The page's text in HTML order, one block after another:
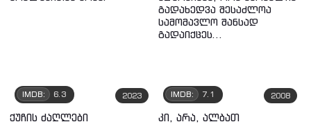
2023
IMDB: 6.3
ქუჩის ძაღლები
2008
IMDB: 7.1
კი, არა, ალბათ